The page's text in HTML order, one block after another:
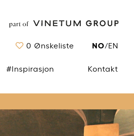
0 Ønskeliste NO/EN
#Inspirasjon Kontakt